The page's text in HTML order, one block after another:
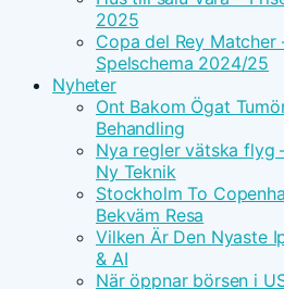
2025
Copa del Rey Matcher
Spelschema 2024/25
Nyheter
Ont Bakom Ögat
Behandling
Nya regler vätska flyg
Ny Teknik
Stockholm To
Bekväm Resa
Vilken Är Den Nyaste
& AI
När öppnar börsen i